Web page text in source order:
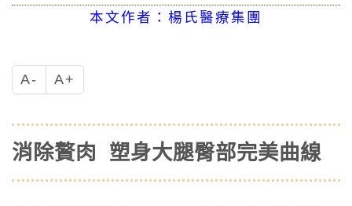
本文作者：楊氏醫療集團
A- A+
消除贅肉 塑身大腿臀部完美曲線